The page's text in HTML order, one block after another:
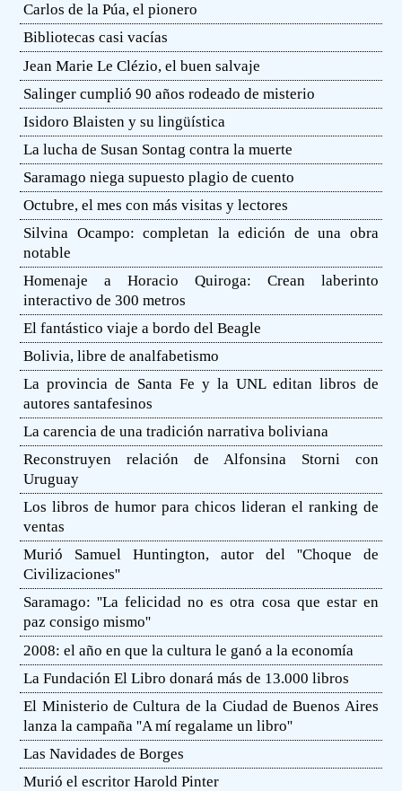
Carlos de la Púa, el pionero
Bibliotecas casi vacías
Jean Marie Le Clézio, el buen salvaje
Salinger cumplió 90 años rodeado de misterio
Isidoro Blaisten y su lingüística
La lucha de Susan Sontag contra la muerte
Saramago niega supuesto plagio de cuento
Octubre, el mes con más visitas y lectores
Silvina Ocampo: completan la edición de una obra
notable
Homenaje a Horacio Quiroga: Crean laberinto
interactivo de 300 metros
El fantástico viaje a bordo del Beagle
Bolivia, libre de analfabetismo
La provincia de Santa Fe y la UNL editan libros de
autores santafesinos
La carencia de una tradición narrativa boliviana
Reconstruyen relación de Alfonsina Storni con
Uruguay
Los libros de humor para chicos lideran el ranking de
ventas
Murió Samuel Huntington, autor del ''Choque de
Civilizaciones''
Saramago: ''La felicidad no es otra cosa que estar en
paz consigo mismo''
2008: el año en que la cultura le ganó a la economía
La Fundación El Libro donará más de 13.000 libros
El Ministerio de Cultura de la Ciudad de Buenos Aires
lanza la campaña ''A mí regalame un libro''
Las Navidades de Borges
Murió el escritor Harold Pinter